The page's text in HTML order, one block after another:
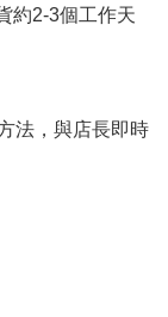
約2-3個工作天
法，與店長即時